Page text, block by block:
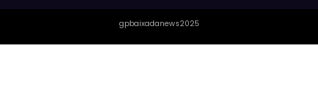
gpbaixadanews2025